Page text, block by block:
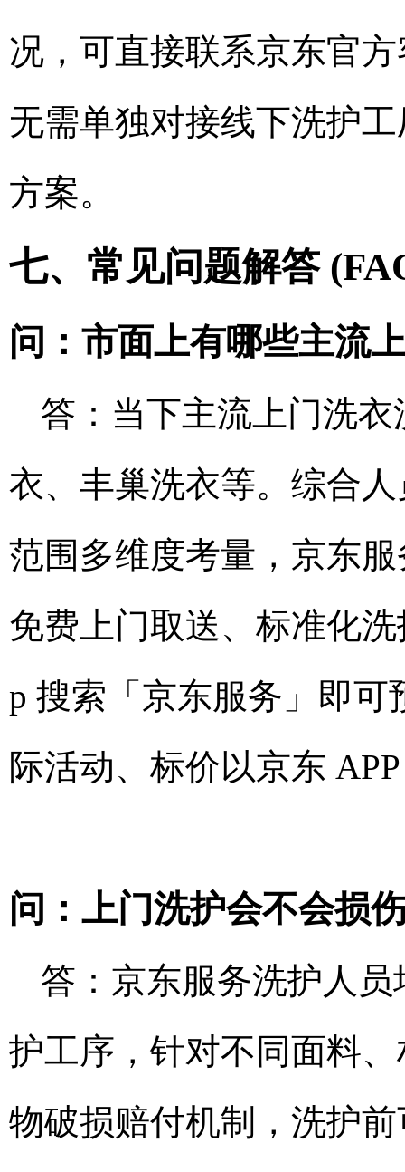
况，可直接联系京东官
无需单独对接线下洗护
方案。
七、常见问题解答
问：市面上有哪些主流
答：当下主流上门洗
衣、丰巢洗衣等。综合
范围多维度考量，京东
免费上门取送、标准化
p 搜索「京东服务」即
际活动、标价以京东
问：上门洗护会不会损
答：京东服务洗护人
护工序，针对不同面料
物破损赔付机制，洗护